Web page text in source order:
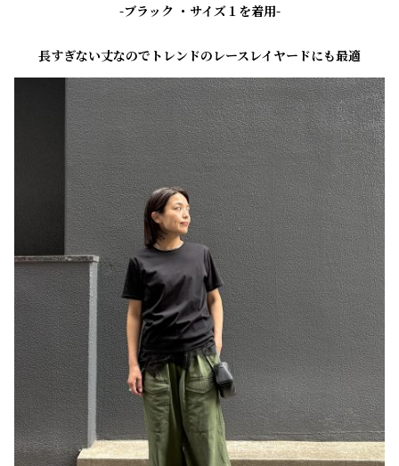
-ブラック ・サイズ１を着用-
長すぎない丈なのでトレンドのレースレイヤードにも最適